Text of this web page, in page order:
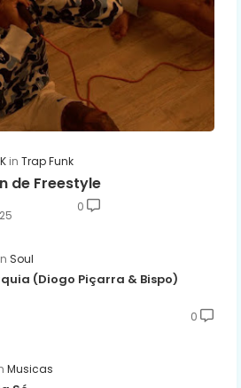
Trap Funk
de Freestyle
0
Soul
(Diogo Piçarra & Bispo)
0
Musicas